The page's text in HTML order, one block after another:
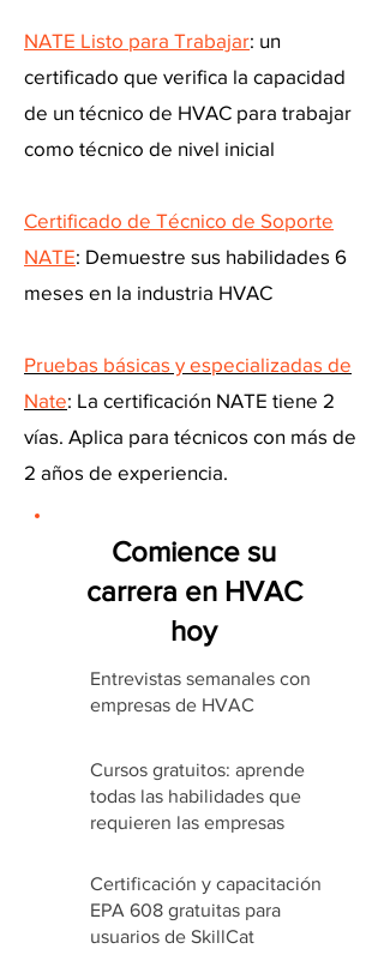
NATE Listo para Trabajar: un
certificado que verifica la capacidad
de un técnico de HVAC para trabajar
como técnico de nivel inicial
Certificado de Técnico de Soporte
NATE: Demuestre sus habilidades 6
meses en la industria HVAC
Pruebas básicas y especializadas de
Nate: La certificación NATE tiene 2
vías. Aplica para técnicos con más de
2 años de experiencia.
Comience su
carrera en HVAC
hoy
Entrevistas semanales con
empresas de HVAC
Cursos gratuitos: aprende
todas las habilidades que
requieren las empresas
Certificación y capacitación
EPA 608 gratuitas para
usuarios de SkillCat